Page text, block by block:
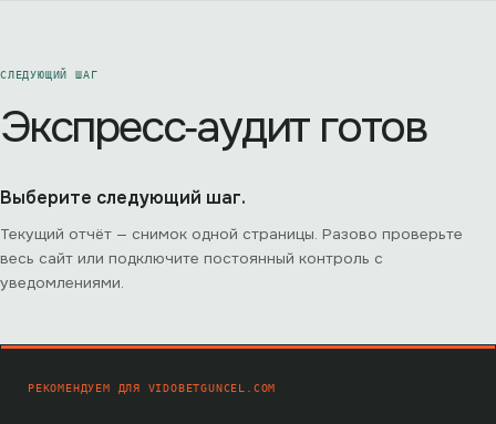
СЛЕДУЮЩИЙ ШАГ
Экспресс‑аудит готов
Выберите следующий шаг.
Текущий отчёт — снимок одной страницы. Разово проверьте
весь сайт или подключите постоянный контроль с
уведомлениями.
РЕКОМЕНДУЕМ ДЛЯ VIDOBETGUNCEL.COM